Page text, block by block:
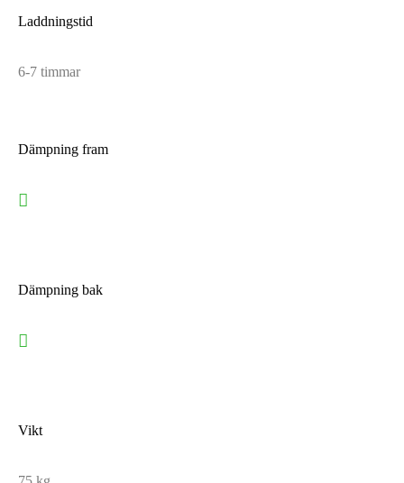
Laddningstid
6-7 timmar
Dämpning fram
Dämpning bak
Vikt